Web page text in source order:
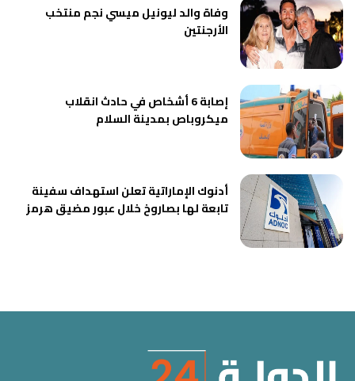
وفاة والد ليونيل ميسي نجم منتخب
الأرجنتين
إصابة 6 أشخاص في حادث انقلاب
ميكروباص بمدينة السلام
أدنوك الإماراتية تعلن استهداف سفينة
تابعة لها بصاروخ خلال عبور مضيق هرمز